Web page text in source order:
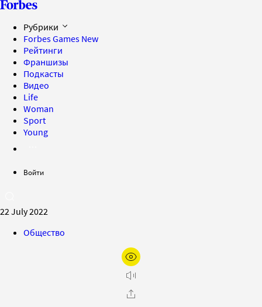
Рубрики
Forbes Games New
Рейтинги
Франшизы
Подкасты
Видео
Life
Woman
Sport
Young
Войти
22 July 2022
Общество